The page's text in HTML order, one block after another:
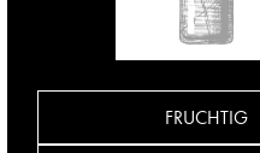
FRUCHTIG